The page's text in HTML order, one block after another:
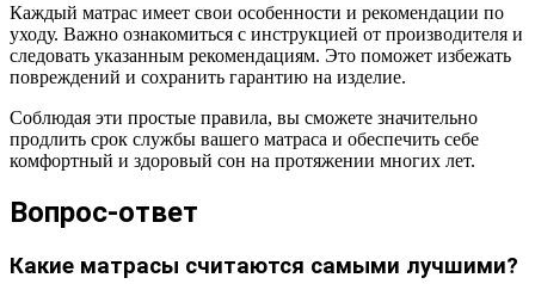
Каждый матрас имеет свои особенности и рекомендации по
уходу. Важно ознакомиться с инструкцией от производителя и
следовать указанным рекомендациям. Это поможет избежать
повреждений и сохранить гарантию на изделие.
Соблюдая эти простые правила, вы сможете значительно
продлить срок службы вашего матраса и обеспечить себе
комфортный и здоровый сон на протяжении многих лет.
Вопрос-ответ
Какие матрасы считаются самыми лучшими?